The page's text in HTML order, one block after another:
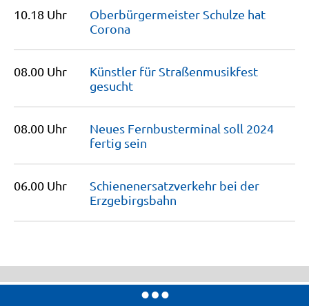
10.18 Uhr
Oberbürgermeister Schulze hat
Corona
08.00 Uhr
Künstler für Straßenmusikfest
gesucht
08.00 Uhr
Neues Fernbusterminal soll 2024
fertig sein
06.00 Uhr
Schienenersatzverkehr bei der
Erzgebirgsbahn